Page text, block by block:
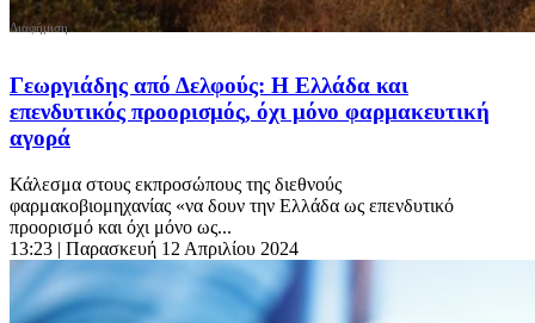
Γεωργιάδης από Δελφούς: Η Ελλάδα και
επενδυτικός προορισμός, όχι μόνο φαρμακευτική
αγορά
Κάλεσμα στους εκπροσώπους της διεθνούς
φαρμακοβιομηχανίας «να δουν την Ελλάδα ως επενδυτικό
προορισμό και όχι μόνο ως...
13:23 | Παρασκευή 12 Απριλίου 2024